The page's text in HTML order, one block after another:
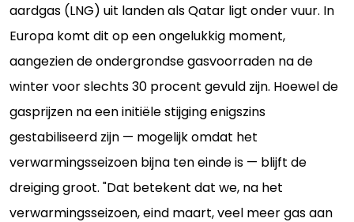
aardgas (LNG) uit landen als Qatar ligt onder vuur. In
Europa komt dit op een ongelukkig moment,
aangezien de ondergrondse gasvoorraden na de
winter voor slechts 30 procent gevuld zijn. Hoewel de
gasprijzen na een initiële stijging enigszins
gestabiliseerd zijn — mogelijk omdat het
verwarmingsseizoen bijna ten einde is — blijft de
dreiging groot. "Dat betekent dat we, na het
verwarmingsseizoen, eind maart, veel meer gas aan